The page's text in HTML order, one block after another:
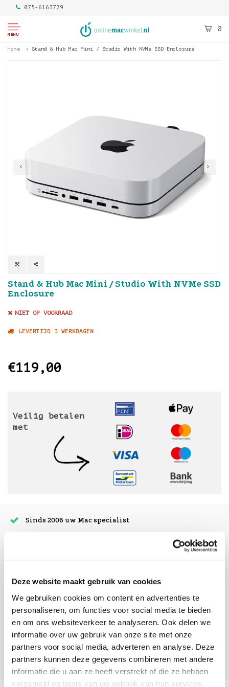
Deze website maakt gebruik van cookies
We gebruiken cookies om content en advertenties te
personaliseren, om functies voor social media te bieden
en om ons websiteverkeer te analyseren. Ook delen we
informatie over uw gebruik van onze site met onze
partners voor social media, adverteren en analyse. Deze
partners kunnen deze gegevens combineren met andere
informatie die u aan ze heeft verstrekt of die ze hebben
verzameld op basis van uw gebruik van hun services.
075-6163779
MENU
0
Home Stand & Hub Mac Mini / Studio With NVMe SSD Enclosure
Stand & Hub Mac Mini / Studio With NVMe SSD
Enclosure
NIET OP VOORRAAD
LEVERTIJD 3 WERKDAGEN
€119,00
Veilig betalen
met
Sinds 2006 uw Mac specialist
Vandaag besteld, morgen in huis
beoordelingen